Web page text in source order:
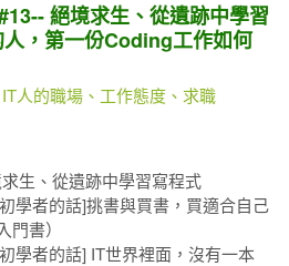
絕境求生、從遺跡中學習
，第一份Coding工作如何
IT人的職場、工作態度、求職
生、從遺跡中學習寫程式
學者的話]挑書與買書，買適合自己
門書）
學者的話] IT世界裡面，沒有一本